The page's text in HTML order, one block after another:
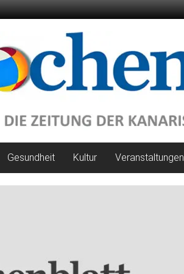
Gesundheit Kultur Veranstaltungen